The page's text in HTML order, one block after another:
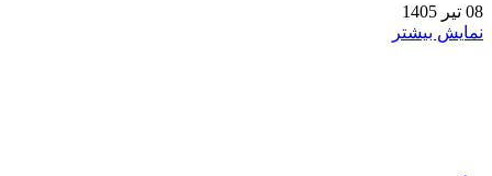
08 تیر 1405
نمایش بیشتر